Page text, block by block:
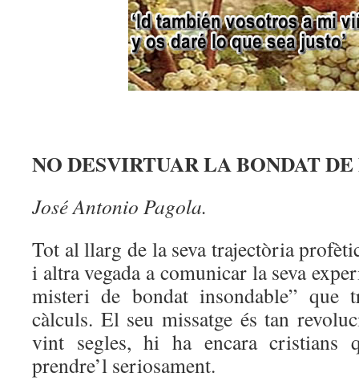
NO DESVIRTUAR LA BONDAT DE
José Antonio Pagola.
Tot al llarg de la seva trajectòria
i altra vegada a comunicar la seva
misteri de bondat insondable” que
càlculs. El seu missatge és tan
vint segles, hi ha encara cristians
prendre’l seriosament.